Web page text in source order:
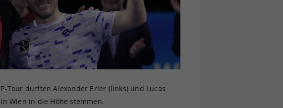
Tour durften Alexander Erler (links) und Lucas
Wien in die Höhe stemmen.
Ihrer vorgenommen Einstellungen, falls der
Webseiten-Betreiber dies eingestellt hat.